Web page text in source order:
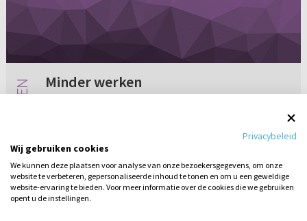
Minder werken
zijn. Mijn eigen keuzes maken en mijn eigen
huishouden 'runnen'. En natuurlijk altijd
samen zijn met mijn lie...
11 reacties 26-05-2012
Privacybeleid
Wij gebruiken cookies
We kunnen deze plaatsen voor analyse van onze bezoekersgegevens, om onze
website te verbeteren, gepersonaliseerde inhoud te tonen en om u een geweldige
website-ervaring te bieden. Voor meer informatie over de cookies die we gebruiken
opent u de instellingen.